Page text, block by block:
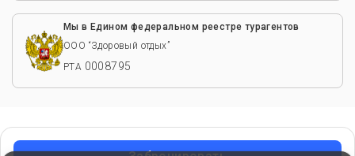
Мы в Едином федеральном реестре турагентов
ООО “Здоровый отдых”
РТА 0008795